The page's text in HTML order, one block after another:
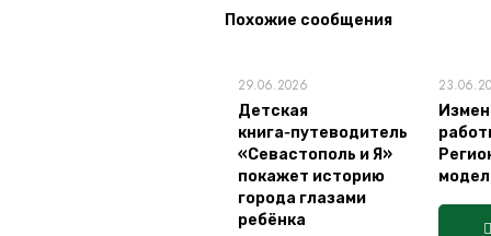
Похожие сообщения
29.06.2026
Детская
книга‑путеводитель
«Севастополь и Я»
покажет историю
города глазами
ребёнка